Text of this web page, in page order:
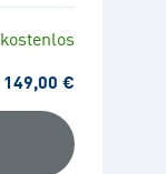
kostenlos
149,00 €